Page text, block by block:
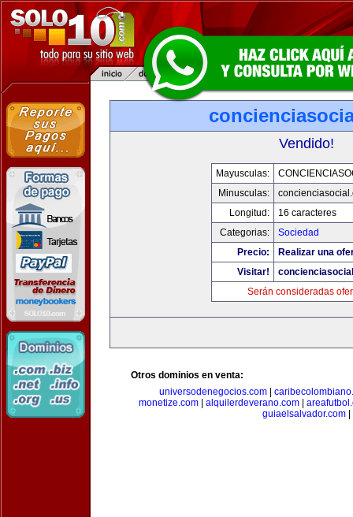
Vendido!
Mayusculas:
Minusculas:
Longitud:
16 caracteres
Categorias:
Sociedad
Precio:
Realizar una
Visitar!
Serán consideradas
Otros dominios en venta:
universodenegocios.com|
monetize.com| alquilerdeverano.com|
guiaelsalvador.com